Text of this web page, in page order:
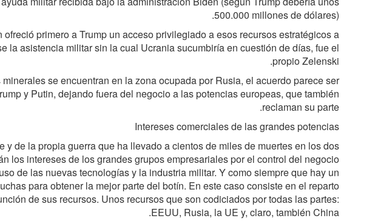
500.000 millones de dólares).
primero a Trump un acceso privilegiado a esos recursos estratégicos a
la asistencia militar sin la cual Ucrania sucumbiría en cuestión de días, fue el
propio Zelenski.
se encuentran en la zona ocupada por Rusia, el acuerdo parece ser
y Putin, dejando fuera del negocio a las potencias europeas, que también
reclaman su parte.
Intereses comerciales de las grandes potencias
y de la propia guerra que ha llevado a cientos de miles de muertes en los dos
los intereses de los grandes grupos empresariales por el control del negocio
de las nuevas tecnologías y la industria militar. Y como siempre que hay un
para obtener la mejor parte del botín. En este caso consiste en el reparto
de sus recursos. Unos recursos que son codiciados por todas las partes:
EEUU, Rusia, la UE y, claro, también China.